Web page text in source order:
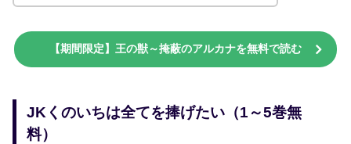
【期間限定】王の獣～掩蔽のアルカナを無料で読む
JKくのいちは全てを捧げたい（1～5巻無
料）